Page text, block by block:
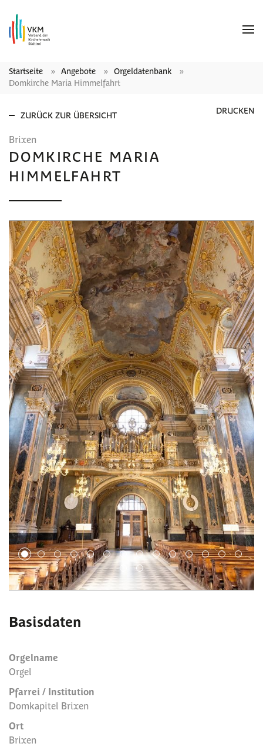
Startseite Angebote
Orgeldatenbank
Domkirche Maria Himmelfahrt
ZURÜCK ZUR ÜBERSICHT DRUCKEN
Brixen
DOMKIRCHE MARIA
HIMMELFAHRT
1 2 3 4 5 6 7 8 9 10 11 12 13 14
15
16
Basisdaten
Orgelname
Orgel
Pfarrei / Institution
Domkapitel Brixen
Ort
Brixen